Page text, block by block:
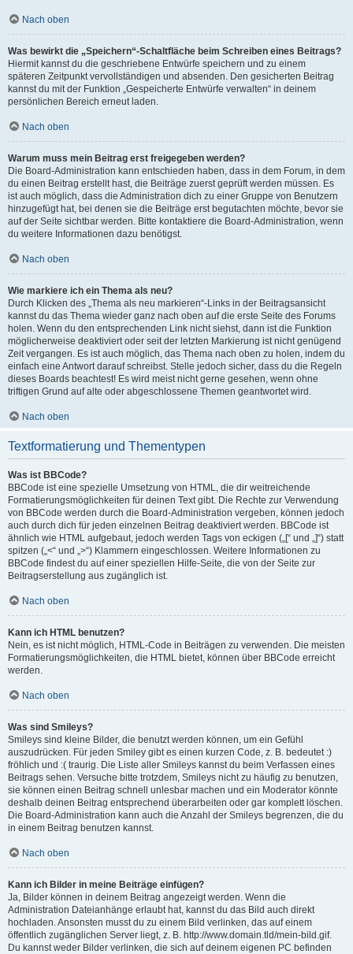
Nach oben
Was bewirkt die „Speichern“-Schaltfläche beim Schreiben eines Beitrags?
Hiermit kannst du die geschriebene Entwürfe speichern und zu einem
späteren Zeitpunkt vervollständigen und absenden. Den gesicherten Beitrag
kannst du mit der Funktion „Gespeicherte Entwürfe verwalten“ in deinem
persönlichen Bereich erneut laden.
Nach oben
Warum muss mein Beitrag erst freigegeben werden?
Die Board-Administration kann entschieden haben, dass in dem Forum, in dem
du einen Beitrag erstellt hast, die Beiträge zuerst geprüft werden müssen. Es
ist auch möglich, dass die Administration dich zu einer Gruppe von Benutzern
hinzugefügt hat, bei denen sie die Beiträge erst begutachten möchte, bevor sie
auf der Seite sichtbar werden. Bitte kontaktiere die Board-Administration, wenn
du weitere Informationen dazu benötigst.
Nach oben
Wie markiere ich ein Thema als neu?
Durch Klicken des „Thema als neu markieren“-Links in der Beitragsansicht
kannst du das Thema wieder ganz nach oben auf die erste Seite des Forums
holen. Wenn du den entsprechenden Link nicht siehst, dann ist die Funktion
möglicherweise deaktiviert oder seit der letzten Markierung ist nicht genügend
Zeit vergangen. Es ist auch möglich, das Thema nach oben zu holen, indem du
einfach eine Antwort darauf schreibst. Stelle jedoch sicher, dass du die Regeln
dieses Boards beachtest! Es wird meist nicht gerne gesehen, wenn ohne
triftigen Grund auf alte oder abgeschlossene Themen geantwortet wird.
Nach oben
Textformatierung und Thementypen
Was ist BBCode?
BBCode ist eine spezielle Umsetzung von HTML, die dir weitreichende
Formatierungsmöglichkeiten für deinen Text gibt. Die Rechte zur Verwendung
von BBCode werden durch die Board-Administration vergeben, können jedoch
auch durch dich für jeden einzelnen Beitrag deaktiviert werden. BBCode ist
ähnlich wie HTML aufgebaut, jedoch werden Tags von eckigen („[“ und „]“) statt
spitzen („<“ und „>“) Klammern eingeschlossen. Weitere Informationen zu
BBCode findest du auf einer speziellen Hilfe-Seite, die von der Seite zur
Beitragserstellung aus zugänglich ist.
Nach oben
Kann ich HTML benutzen?
Nein, es ist nicht möglich, HTML-Code in Beiträgen zu verwenden. Die meisten
Formatierungsmöglichkeiten, die HTML bietet, können über BBCode erreicht
werden.
Nach oben
Was sind Smileys?
Smileys sind kleine Bilder, die benutzt werden können, um ein Gefühl
auszudrücken. Für jeden Smiley gibt es einen kurzen Code, z. B. bedeutet :)
fröhlich und :( traurig. Die Liste aller Smileys kannst du beim Verfassen eines
Beitrags sehen. Versuche bitte trotzdem, Smileys nicht zu häufig zu benutzen,
sie können einen Beitrag schnell unlesbar machen und ein Moderator könnte
deshalb deinen Beitrag entsprechend überarbeiten oder gar komplett löschen.
Die Board-Administration kann auch die Anzahl der Smileys begrenzen, die du
in einem Beitrag benutzen kannst.
Nach oben
Kann ich Bilder in meine Beiträge einfügen?
Ja, Bilder können in deinem Beitrag angezeigt werden. Wenn die
Administration Dateianhänge erlaubt hat, kannst du das Bild auch direkt
hochladen. Ansonsten musst du zu einem Bild verlinken, das auf einem
öffentlich zugänglichen Server liegt, z. B. http://www.domain.tld/mein-bild.gif.
Du kannst weder Bilder verlinken, die sich auf deinem eigenen PC befinden